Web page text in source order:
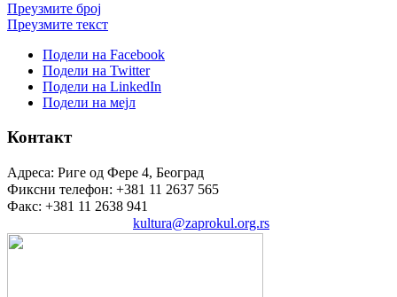
Преузмите број
Преузмите текст
Подели на Facebook
Подели на Twitter
Подели на LinkedIn
Подели на мејл
Контакт
Адреса: Риге од Фере 4, Београд
Фиксни телефон: +381 11 2637 565
Факс: +381 11 2638 941
kultura@zaprokul.org.rs